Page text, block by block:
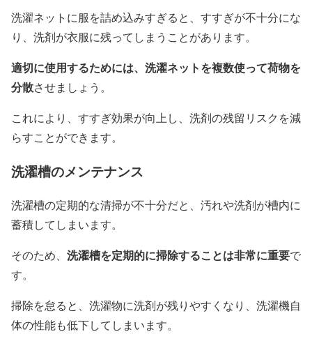
洗濯ネットに服を詰め込みすぎると、すすぎが不十分にな
り、洗剤が衣服に残ってしまうことがあります。
適切に使用するためには、洗濯ネットを複数使って荷物を
分散させましょう。
これにより、すすぎ効果が向上し、洗剤の残留リスクを減
らすことができます。
洗濯槽のメンテナンス
洗濯槽の定期的な清掃が不十分だと、汚れや洗剤が槽内に
蓄積してしまいます。
そのため、 洗濯槽を定期的に掃除することは非常に重要で
す。
掃除を怠ると、洗濯物に洗剤が残りやすくなり、洗濯機自
体の性能も低下してしまいます。